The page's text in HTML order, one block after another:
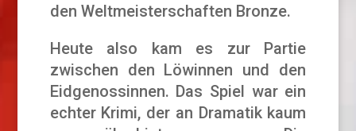
den Weltmeisterschaften Bronze.
Heute also kam es zur Partie
zwischen den Löwinnen und den
Eidgenossinnen. Das Spiel war ein
echter Krimi, der an Dramatik kaum